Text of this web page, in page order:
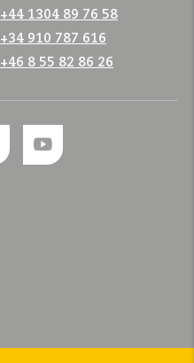
+44 1304 89 76 58
+34 910 787 616
+46 8 55 82 86 26